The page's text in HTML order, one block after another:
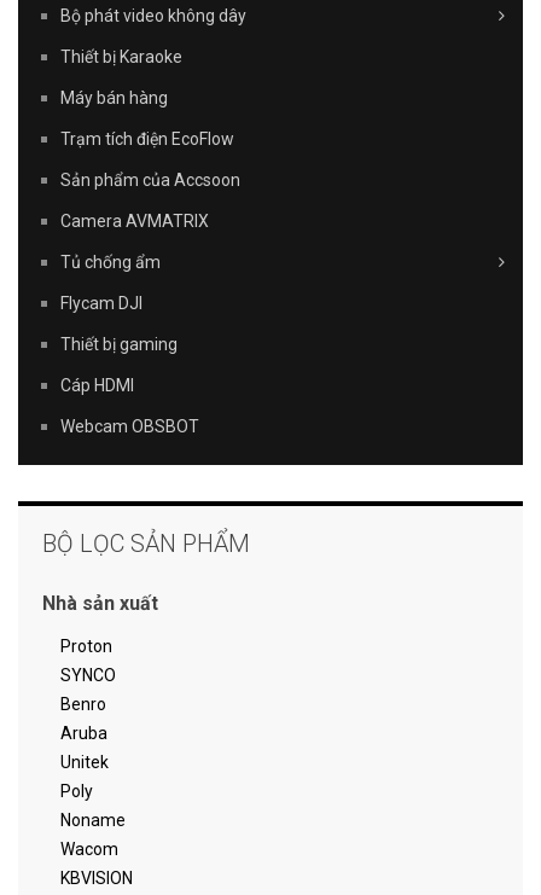
Bộ phát video không dây
Thiết bị Karaoke
Máy bán hàng
Trạm tích điện EcoFlow
Sản phẩm của Accsoon
Camera AVMATRIX
Tủ chống ẩm
Flycam DJI
Thiết bị gaming
Cáp HDMI
Webcam OBSBOT
BỘ LỌC SẢN PHẨM
Nhà sản xuất
Proton
SYNCO
Benro
Aruba
Unitek
Poly
Noname
Wacom
KBVISION